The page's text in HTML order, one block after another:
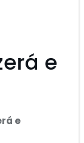
e
e